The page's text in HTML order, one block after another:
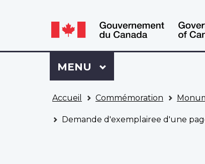
Language
switcher
Language
switcher
Se
connecter
à
Dossier
ACC
Menu
MENU PRINCIPAL
Accueil Commémoration
Demande d'exemplairee d'une